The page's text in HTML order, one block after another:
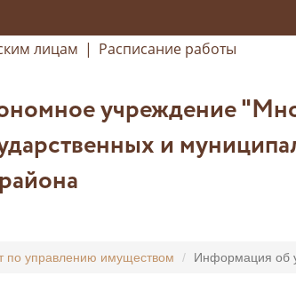
лицам | Расписание работы
учреждение
и
по управлению имуществом Информация об